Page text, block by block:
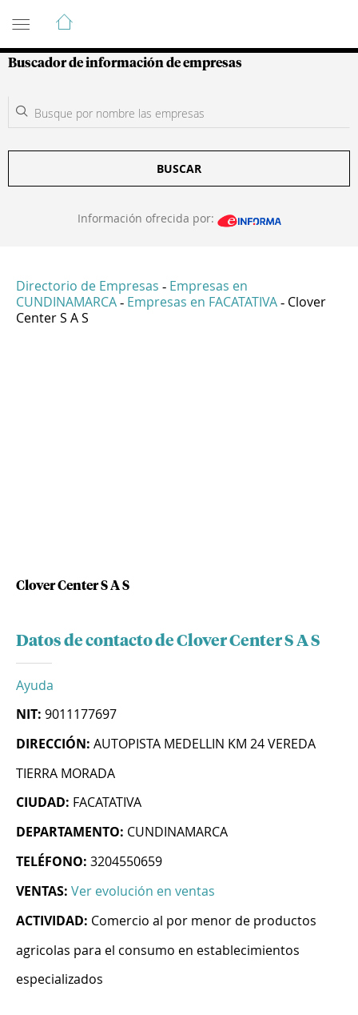
Guía de Empresas Colombianas
Buscador de información de empresas
BUSCAR
Información ofrecida por:
Directorio de Empresas - Empresas en
CUNDINAMARCA - Empresas en FACATATIVA - Clover
Center S A S
Clover Center S A S
Datos de contacto de Clover Center S A S
Ayuda
NIT: 9011177697
DIRECCIÓN: AUTOPISTA MEDELLIN KM 24 VEREDA
TIERRA MORADA
CIUDAD: FACATATIVA
DEPARTAMENTO: CUNDINAMARCA
TELÉFONO: 3204550659
VENTAS: Ver evolución en ventas
ACTIVIDAD: Comercio al por menor de productos
agricolas para el consumo en establecimientos
especializados